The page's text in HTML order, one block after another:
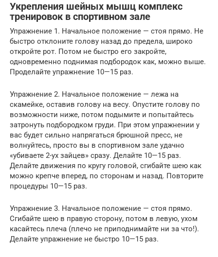
Укрепления шейных мышц комплекс
тренировок в спортивном зале
Упражнение 1. Начальное положение — стоя прямо. Не
быстро отклоните голову назад до предела, широко
откройте рот. Потом не быстро его закройте,
одновременно поднимая подбородок как, можно выше.
Проделайте упражнение 10—15 раз.
Упражнение 2. Начальное положение — лежа на
скамейке, оставив голову на весу. Опустите голову по
возможности ниже, потом подымите и попытайтесь
затронуть подбородком груди. При этом упражнении у
вас будет сильно напрягаться брюшной пресс, не
волнуйтесь, просто вы в спортивном зале удачно
«убиваете 2-ух зайцев» сразу. Делайте 10—15 раз.
Делайте движения по кругу головой, сгибайте шею как
можно крепче вперед, по сторонам и назад. Повторите
процедуры 10—15 раз.
Упражнение 3. Начальное положение — стоя прямо.
Сгибайте шею в правую сторону, потом в левую, ухом
касайтесь плеча (плечо не приподнимайте ни за что!).
Делайте упражнение не быстро 10—15 раз.